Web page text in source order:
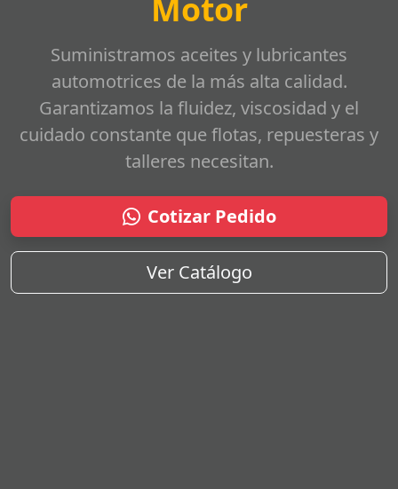
Motor
Suministramos aceites y lubricantes
automotrices de la más alta calidad.
Garantizamos la fluidez, viscosidad y el
cuidado constante que flotas, repuesteras y
talleres necesitan.
Cotizar Pedido
Ver Catálogo